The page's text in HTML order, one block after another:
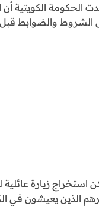
الحكومة الكويتية
الشروط والضوابط قبل
استخراج زيارة عائلية